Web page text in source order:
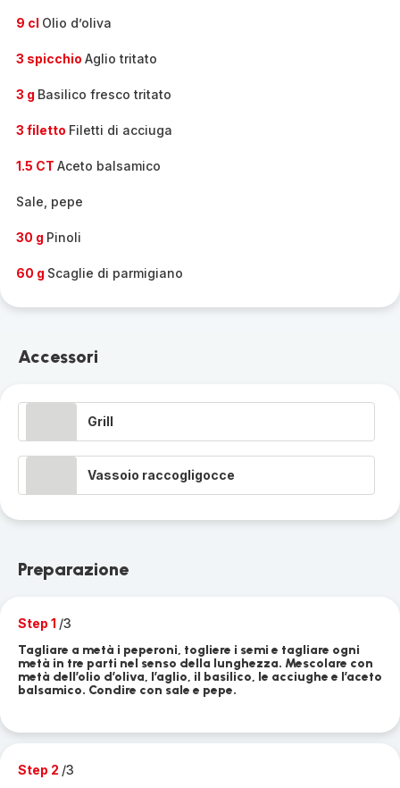
9 cl Olio d’oliva
3 spicchio Aglio tritato
3 g Basilico fresco tritato
3 filetto Filetti di acciuga
1.5 CT Aceto balsamico
Sale, pepe
30 g Pinoli
60 g Scaglie di parmigiano
Accessori
Grill
Vassoio raccogligocce
Preparazione
Step 1 /3
Tagliare a metà i peperoni, togliere i semi e tagliare ogni
metà in tre parti nel senso della lunghezza. Mescolare con
metà dell’olio d’oliva, l’aglio, il basilico, le acciughe e l’aceto
balsamico. Condire con sale e pepe.
Step 2 /3